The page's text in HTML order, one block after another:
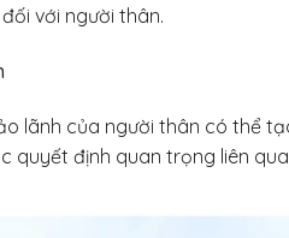
với người thân.
lãnh của người thân có thể
quyết định quan trọng liên